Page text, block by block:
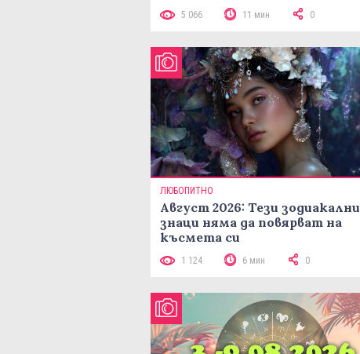
5 066 11 мин 0
ЛЮБОПИТНО
Август 2026: Тези зодиакални
знаци няма да повярват на
късмета си
1 124 6 мин 0